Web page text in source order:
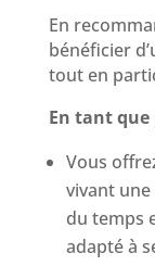
En
bénéficier
tout en
En tant
Vous
vivant
du temps
adapté à